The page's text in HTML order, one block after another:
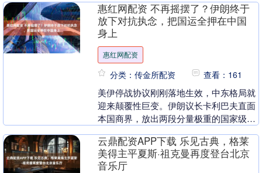
僵局，由....
惠红网配资 不再摇摆了？伊朗终于
放下对抗执念，把国运全押在中国
身上
惠红网配资
分类：传金所配资 查看：161
美伊停战协议刚刚落地生效，中东格局就
迎来颠覆性巨变。伊朗议长卡利巴夫直面
本国商界，放出两段分量极重的国家级表
来就是：伊朗不打....
云鼎配资APP下载 乐见古典，格莱
美得主平夏斯·祖克曼再度登台北京
音乐厅